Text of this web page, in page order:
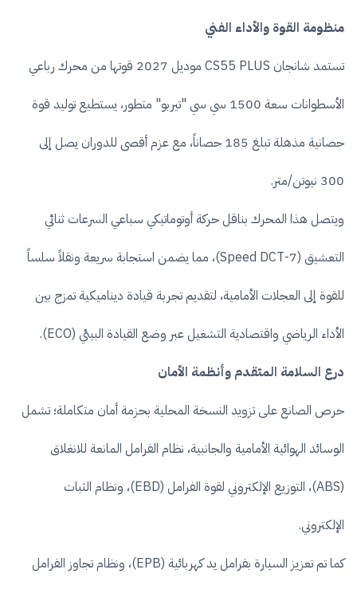
منظومة القوة والأداء الفني
تستمد شانجان CS55 PLUS موديل 2027 قوتها من محرك رباعي
الأسطوانات سعة 1500 سي سي "تيربو" متطور، يستطيع توليد قوة
حصانية مذهلة تبلغ 185 حصاناً، مع عزم أقصى للدوران يصل إلى
300 نيوتن/متر.
ويتصل هذا المحرك بناقل حركة أوتوماتيكي سباعي السرعات ثنائي
التعشيق (7-Speed DCT)، مما يضمن استجابة سريعة ونقلاً سلساً
للقوة إلى العجلات الأمامية، لتقديم تجربة قيادة ديناميكية تمزج بين
الأداء الرياضي واقتصادية التشغيل عبر وضع القيادة البيئي (ECO).
درع السلامة المتقدم وأنظمة الأمان
حرص الصانع على تزويد النسخة المحلية بحزمة أمان متكاملة؛ تشمل
الوسائد الهوائية الأمامية والجانبية، نظام الفرامل المانعة للانغلاق
(ABS)، التوزيع الإلكتروني لقوة الفرامل (EBD)، ونظام الثبات
الإلكتروني.
كما تم تعزيز السيارة بفرامل يد كهربائية (EPB)، ونظام تجاوز الفرامل